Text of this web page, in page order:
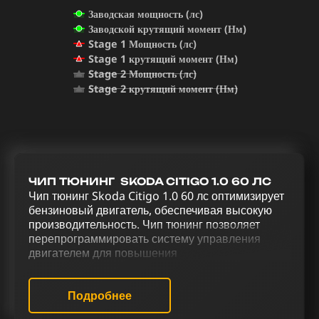
Заводская мощность (лс)
Заводской крутящий момент (Нм)
Stage 1 Мощность (лс)
Stage 1 крутящий момент (Нм)
Stage 2 Мощность (лс)
Stage 2 крутящий момент (Нм)
ЧИП ТЮНИНГ SKODA CITIGO 1.0 60 ЛС
Чип тюнинг Skoda Citigo 1.0 60 лс оптимизирует
бензиновый двигатель, обеспечивая высокую
производительность. Чип тюнинг позволяет
перепрограммировать систему управления
двигателем для повышения
управляемости Skoda Citigo 1.0 60 лс
обеспечивается через серию тюнинговых работ,
которые охватывают чип-тюнинг (stage 1 и stage
Подробнее